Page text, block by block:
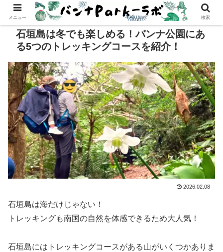
石垣島は冬でも楽しめる！バンナ公園にあ
る5つのトレッキングコースを紹介！
2026.02.08
石垣島は海だけじゃない！
トレッキングも南国の自然を体感できるため大人気！
石垣島にはトレッキングコースがある山がいくつかありま
メニュー 検索